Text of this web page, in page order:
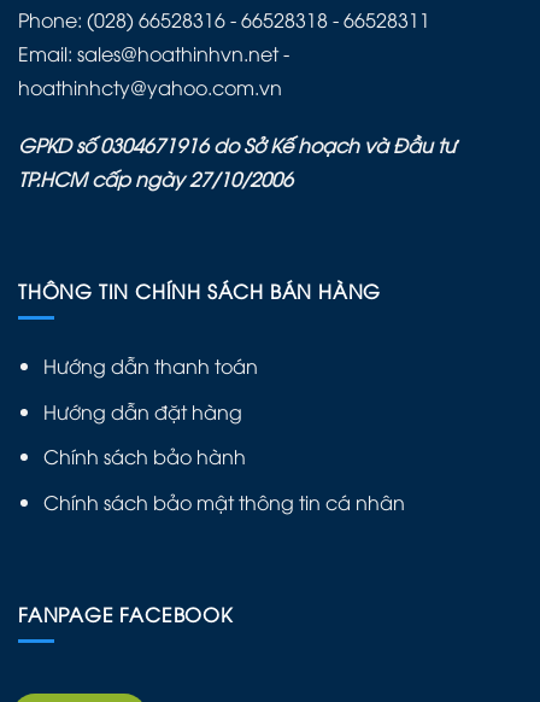
Phone: (028) 66528316 - 66528318 - 66528311
Email: sales@hoathinhvn.net -
hoathinhcty@yahoo.com.vn
GPKD số 0304671916 do Sở Kế hoạch và Đầu tư
TP.HCM cấp ngày 27/10/2006
THÔNG TIN CHÍNH SÁCH BÁN HÀNG
Hướng dẫn thanh toán
Hướng dẫn đặt hàng
Chính sách bảo hành
Chính sách bảo mật thông tin cá nhân
FANPAGE FACEBOOK